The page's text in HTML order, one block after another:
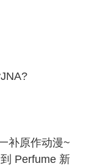
补原作动漫~
Perfume 新